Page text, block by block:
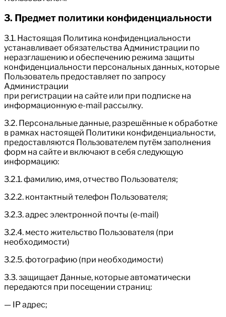
3. Предмет политики конфиденциальности
3.1. Настоящая Политика конфиденциальности
устанавливает обязательства Администрации по
неразглашению и обеспечению режима защиты
конфиденциальности персональных данных, которые
Пользователь предоставляет по запросу
Администрации
при регистрации на сайте или при подписке на
информационную e-mail рассылку.
3.2. Персональные данные, разрешённые к обработке
в рамках настоящей Политики конфиденциальности,
предоставляются Пользователем путём заполнения
форм на сайте и включают в себя следующую
информацию:
3.2.1. фамилию, имя, отчество Пользователя;
3.2.2. контактный телефон Пользователя;
3.2.3. адрес электронной почты (e-mail)
3.2.4. место жительство Пользователя (при
необходимости)
3.2.5. фотографию (при необходимости)
3.3. защищает Данные, которые автоматически
передаются при посещении страниц:
— IP адрес;